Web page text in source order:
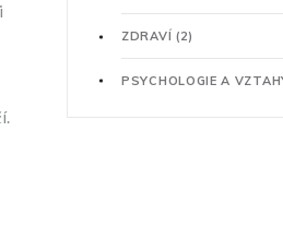
ZDRAVÍ (2)
PSYCHOLOGIE A